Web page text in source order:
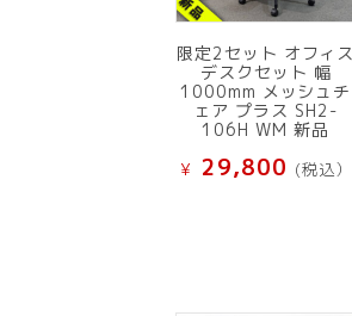
限定2セット オフィス
デスクセット 幅
1000mm メッシュチ
ェア プラス SH2-
106H WM 新品
¥ 29,800 (税込）